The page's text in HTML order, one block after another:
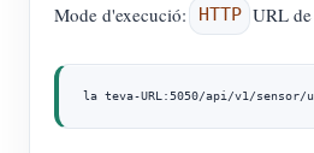
Mode d'execució: HTTP URL
la teva-URL:5050/api/v1/sensor/